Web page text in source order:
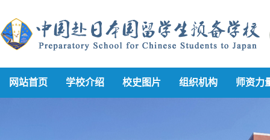
网站首页 学校介绍 校史图片 组织机构 师资力